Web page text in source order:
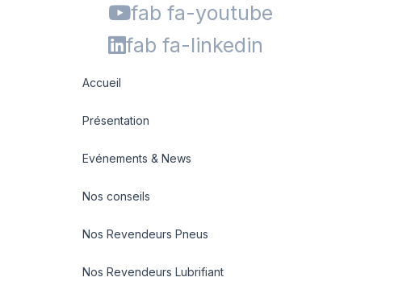
fab fa-youtube
fab fa-linkedin
Accueil
Présentation
Evénements & News
Nos conseils
Nos Revendeurs Pneus
Nos Revendeurs Lubrifiant